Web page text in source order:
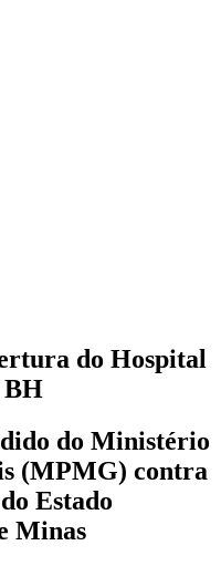
do Hospital
BH
do Ministério
(MPMG) contra
Estado
Minas